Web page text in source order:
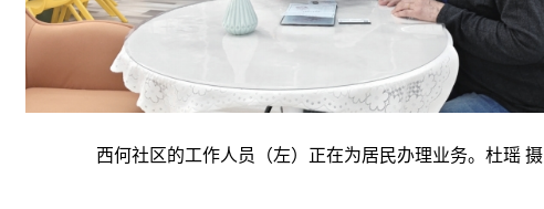
西何社区的工作人员（左）正在为居民办理业务。杜瑶 摄